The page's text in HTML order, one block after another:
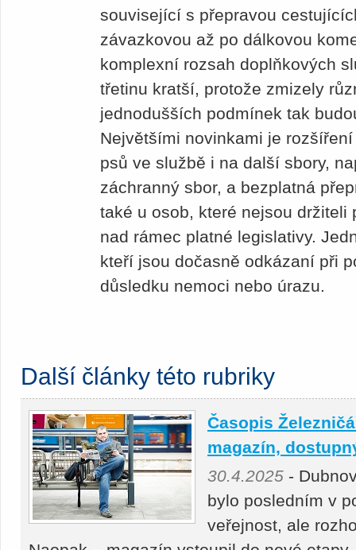
související s přepravou
závazkovou až po dálkovou
komplexní rozsah doplňkových
třetinu kratší, protože zmizely
jednodušších podmínek tak
Největšími novinkami je
psů ve službě i na další sbory,
záchranný sbor, a bezplatná
také u osob, které nejsou držiteli
nad rámec platné legislativy.
kteří jsou dočasně odkázaní při
důsledku nemoci nebo úrazu.
Další články této rubriky
Časopis
magazín,
30.4.2025 -
bylo posledním v
veřejnost, ale